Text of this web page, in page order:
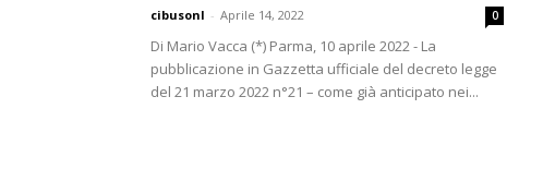
cibusonl - Aprile 14, 2022 0
Di Mario Vacca (*) Parma, 10 aprile 2022 - La
pubblicazione in Gazzetta ufficiale del decreto legge
del 21 marzo 2022 n°21 – come già anticipato nei...